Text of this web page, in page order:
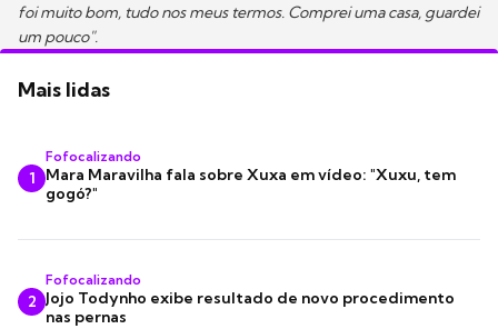
foi muito bom, tudo nos meus termos. Comprei uma casa, guardei
um pouco".
Mais lidas
1
Fofocalizando
Mara Maravilha fala sobre Xuxa em vídeo: "Xuxu, tem
gogó?"
2
Fofocalizando
Jojo Todynho exibe resultado de novo procedimento
nas pernas